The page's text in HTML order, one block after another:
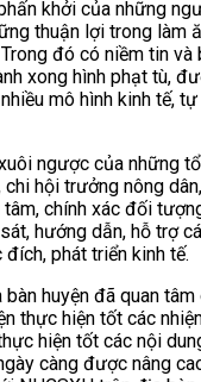
khởi của những
thuận lợi trong làm
đó có niềm tin và
xong hình phạt tù,
mô hình kinh tế,
ngược của những
hội trưởng nông
chính xác đối
hướng dẫn, hỗ trợ
phát triển kinh tế.
huyện đã quan
thực hiện tốt các
hiện tốt các nội
càng được nâng